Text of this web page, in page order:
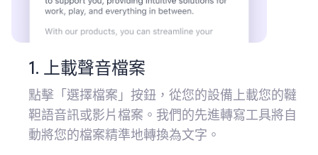
1. 上載聲音檔案
點擊「選擇檔案」按鈕，從您的設備上載您的韃
靼語音訊或影片檔案。我們的先進轉寫工具將自
動將您的檔案精準地轉換為文字。